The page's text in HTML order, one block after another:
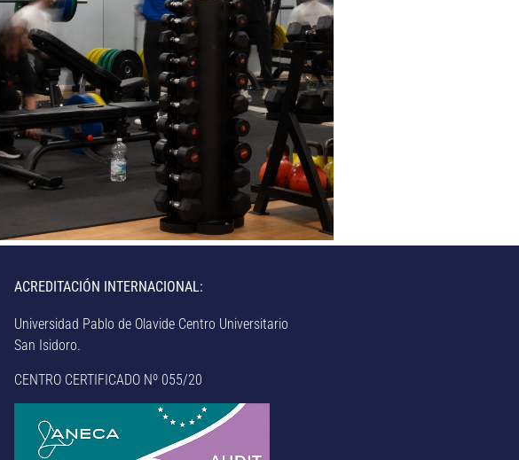
ACREDITACIÓN INTERNACIONAL:
Universidad Pablo de Olavide Centro Universitario
San Isidoro.
CENTRO CERTIFICADO Nº 055/20